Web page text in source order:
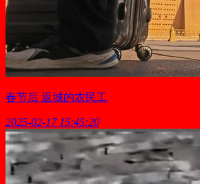
春节后 返城的农民工
2025-02-17 15:45:20